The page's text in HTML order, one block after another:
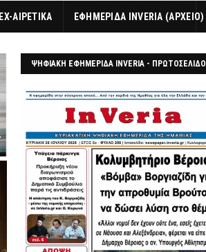
EX-ΑΙΡΕΤΙΚΑ ΕΦΗΜΕΡΙΔΑ INVERIA (ΑΡΧΕΙΟ)
ΨΗΦΙΑΚΗ ΕΦΗΜΕΡΙΔΑ INVERIA - ΠΡΩΤΟΣΕΛΙΔΟ